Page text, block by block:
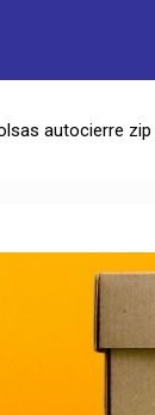
autocierre zip